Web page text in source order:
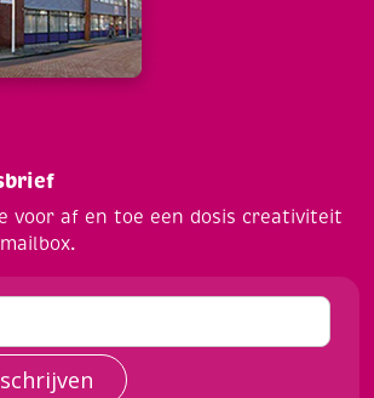
voor af en toe een dosis creativiteit